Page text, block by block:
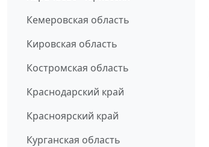
Кемеровская область
Кировская область
Костромская область
Краснодарский край
Красноярский край
Курганская область